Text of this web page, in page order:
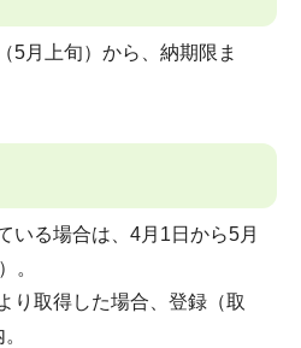
5月上旬）から、納期限ま
いる場合は、4月1日から5月
。
り取得した場合、登録（取